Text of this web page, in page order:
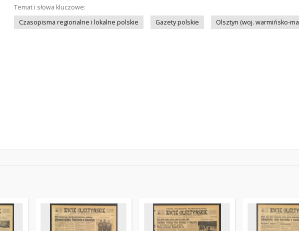
Temat i słowa kluczowe:
Czasopisma regionalne i lokalne polskie
Gazety polskie Olsztyn (woj. warmińsko-